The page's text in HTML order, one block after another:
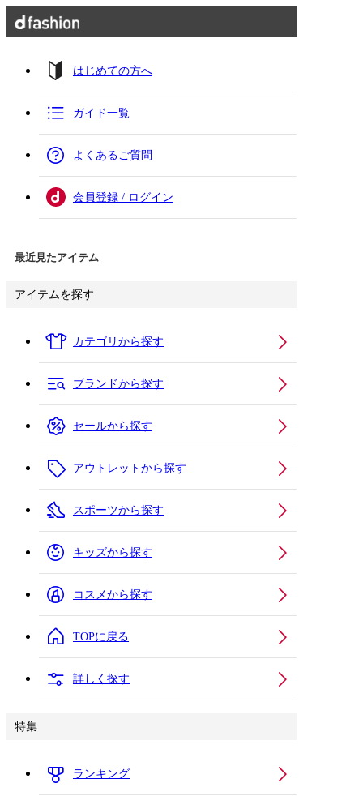
はじめての方へ
ガイド一覧
よくあるご質問
会員登録 / ログイン
最近見たアイテム
アイテムを探す
カテゴリから探す
ブランドから探す
セールから探す
アウトレットから探す
スポーツから探す
キッズから探す
コスメから探す
TOPに戻る
詳しく探す
特集
ランキング